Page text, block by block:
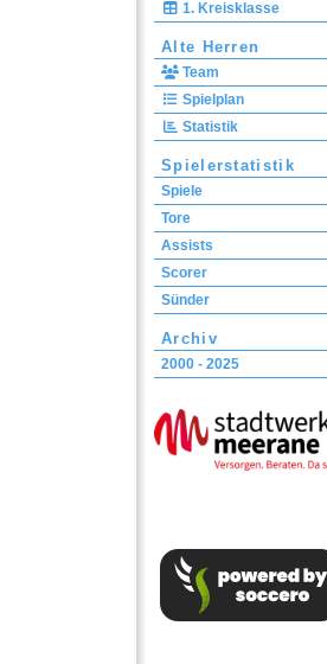
1. Kreisklasse
Alte Herren
Team
Spielplan
Statistik
Spielerstatistik
Spiele
Tore
Assists
Scorer
Sünder
Archiv
2000 - 2025